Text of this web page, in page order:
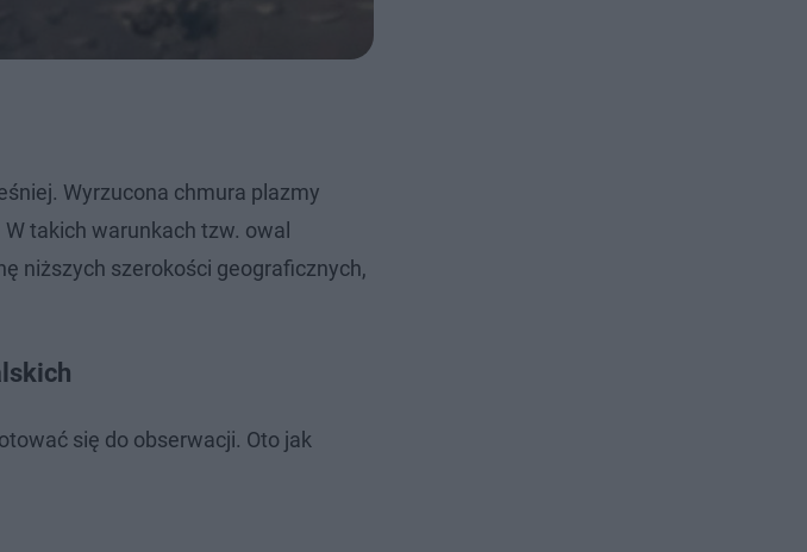
Wyrzucona chmura plazmy
takich warunkach tzw. owal
niższych szerokości geograficznych,
się do obserwacji. Oto jak